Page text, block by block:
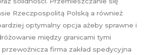
Rzeczpospolitą Polską a również
optymalny opcja ażeby sprawne i
między granicami tymi
firma zakład spedycyjna